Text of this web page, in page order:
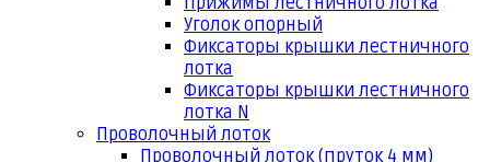
Уголок опорный
Фиксаторы крышки лестничного
лотка
Фиксаторы крышки лестничного
лотка N
Проволочный лоток
Проволочный лоток (пруток 4 мм)